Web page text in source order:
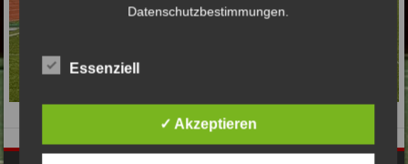
Datenschutzbestimmungen.
Essenziell
✓ Akzeptieren